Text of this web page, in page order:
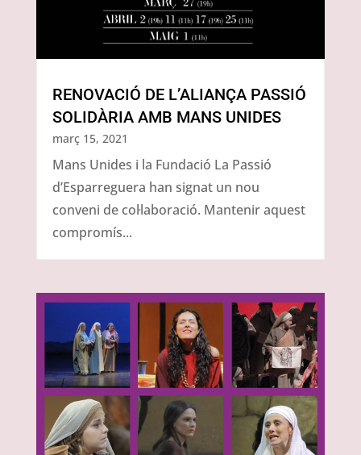
RENOVACIÓ DE L’ALIANÇA PASSIÓ
SOLIDÀRIA AMB MANS UNIDES
març 15, 2021
Mans Unides i la Fundació La Passió
d’Esparreguera han signat un nou
conveni de col·laboració. Mantenir aquest
compromís...